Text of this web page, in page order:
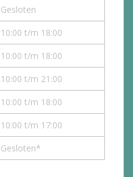
Gesloten
10:00 t/m 18:00
10:00 t/m 18:00
10:00 t/m 21:00
10:00 t/m 18:00
10:00 t/m 17:00
Gesloten*